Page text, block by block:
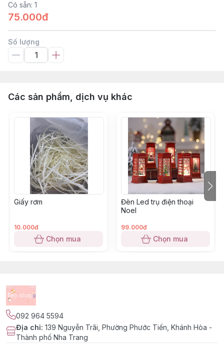
Có sẵn: 1
75.000đ
Số lượng
Các sản phẩm, dịch vụ khác
Giấy rơm
10.000đ
Chọn mua
Đèn Led trụ điện thoại
Noel
99.000đ
Chọn mua
092 964 5594
Địa chỉ: 139 Nguyễn Trãi, Phường Phước Tiến, Khánh Hòa -
Thành phố Nha Trang